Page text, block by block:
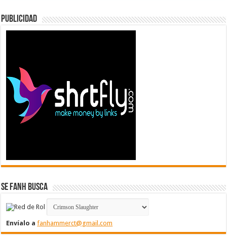
Publicidad
Se FanH Busca
Envíalo afanhammerct@gmail.com